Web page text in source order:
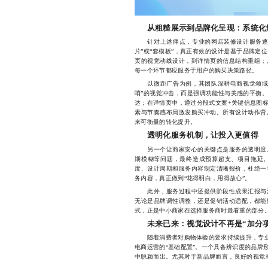
从粗糙展示到品牌化呈现：系统
针对上述痛点，专业的网店装修设计服务逐
片”或“套模板”，真正有效的设计是基于品牌定
页的视觉动线设计，到详情页的信息结构重组
每一个环节都应服务于用户的购买决策路径。
以微距广告为例，其团队深耕电商视觉领域
哨”的视觉冲击，而是强调功能性与美感的平衡
达；在详情页中，通过分段式文案+关键信息图
素与节奏感布局激发购买冲动。所有设计动作
来可衡量的转化提升。
透明化服务机制，让投入更值得
另一个让商家安心的关键点是服务的透明度
期模糊等问题，最终造成预算超支、项目拖延
度、设计周期和服务内容制定清晰报价，杜绝
务内容，真正做到“花得明白，用得放心”。
此外，服务过程中还提供阶段性成果汇报与
无论是品牌调性调整，还是促销活动适配，都
式，正是中小商家在选择服务商时最看重的部分
未来已来：视觉设计不再是“加分
随着消费者对购物体验的要求持续提升，专
电商运营的“基础配置”。一个具备辨识度的品
中脱颖而出。尤其对于新品牌而言，良好的视